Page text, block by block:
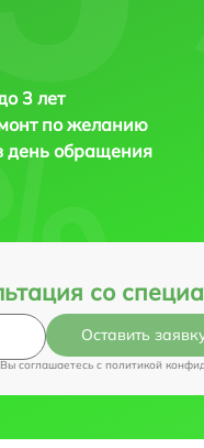
3 лет
по желанию
день обращения
со
Оставить
соглашаетесь c политикой